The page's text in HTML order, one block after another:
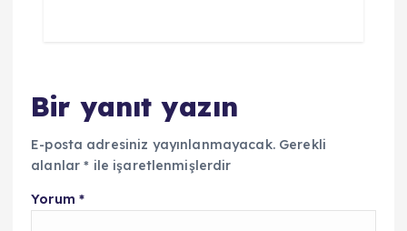
Bir yanıt yazın
E-posta adresiniz yayınlanmayacak. Gerekli
alanlar* ile işaretlenmişlerdir
Yorum *